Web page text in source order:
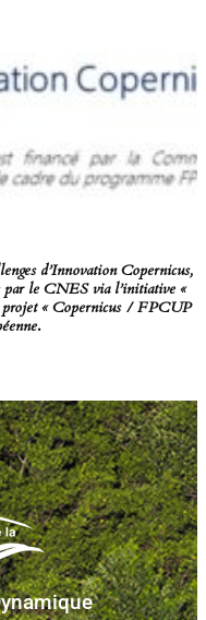
d’Innovation Copernicus,
par le CNES via l’initiative «
projet « Copernicus / FPCUP
.